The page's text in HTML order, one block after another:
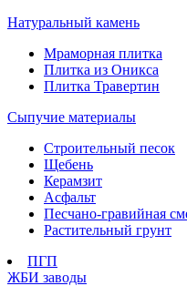
Натуральный камень
Мраморная плитка
Плитка из Оникса
Плитка Травертин
Сыпучие материалы
Строительный песок
Щебень
Керамзит
Асфальт
Песчано-гравийная
Растительный грунт
ПГП
ЖБИ заводы